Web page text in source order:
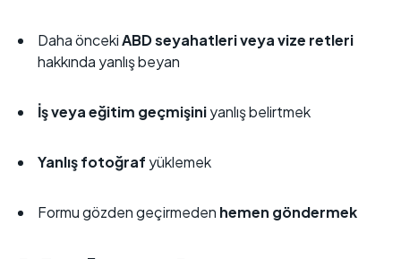
Daha öncekiABD seyahatleri veya vize retleri
hakkında yanlış beyan
İş veya eğitim geçmişiniyanlış belirtmek
Yanlış fotoğraf yüklemek
Formu gözden geçirmeden hemen göndermek